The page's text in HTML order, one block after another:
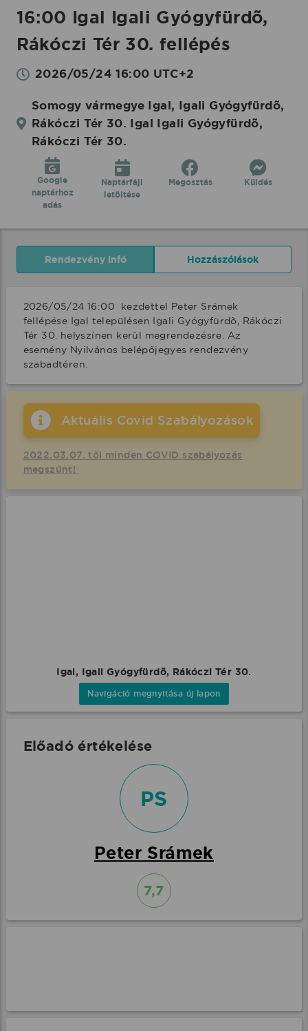
16:00 Igal Igali Gyógyfürdõ,
Rákóczi Tér 30. fellépés
2026/05/24 16:00 UTC+2
Somogy vármegye Igal, Igali Gyógyfürdõ,
Rákóczi Tér 30. Igal Igali Gyógyfürdõ,
Rákóczi Tér 30.
Google
naptárhoz
adás
Naptárfájl
letöltése
Megosztás Küldés
Rendezvény infó Hozzászólások
2026/05/24 16:00  kezdettel Peter Srámek
fellépése Igal településen Igali Gyógyfürdõ, Rákóczi
Tér 30. helyszínen kerül megrendezésre. Az
esemény Nyilvános belépőjegyes rendezvény
szabadtéren.
Aktuális Covid Szabályozások
2022.03.07. től minden COVID szabályozás
megszűnt!
Igal, Igali Gyógyfürdõ, Rákóczi Tér 30.
Navigáció megnyitása új lapon
Előadó értékelése
PS
Peter Srámek
7,7